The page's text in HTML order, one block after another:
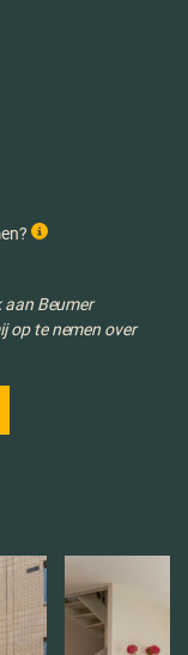
Beumer
op te nemen over